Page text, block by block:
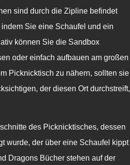
sind durch die Zipline befindet
Sie eine Schaufel und ein
können Sie die Sandbox
oder einfach aufbauen am großen
Picknicktisch zu nähern, sollten sie
der diesen Ort durchstreift,
des Picknicktisches, dessen
wurde, der über eine Schaufel kippt
Dragons Bücher stehen auf der